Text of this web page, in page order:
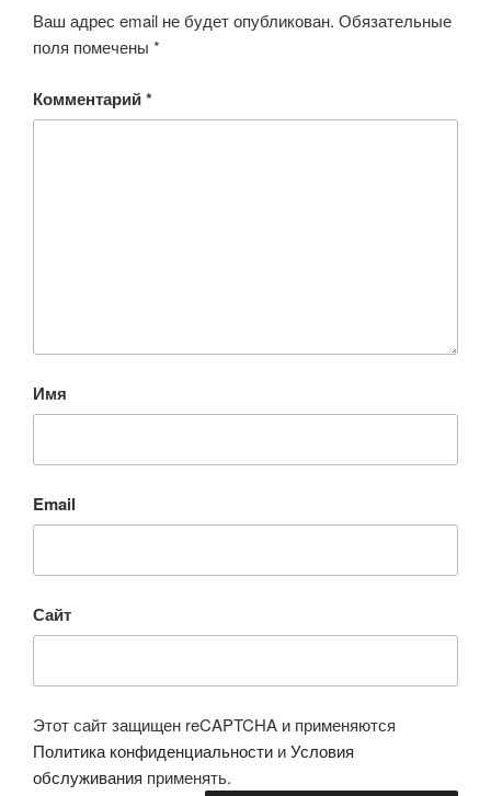
Ваш адрес email не будет опубликован. Обязательные
поля помечены *
Комментарий*
Имя
Email
Сайт
Этот сайт защищен reCAPTCHA и применяются
Политика конфиденциальности иУсловия
обслуживания применять.